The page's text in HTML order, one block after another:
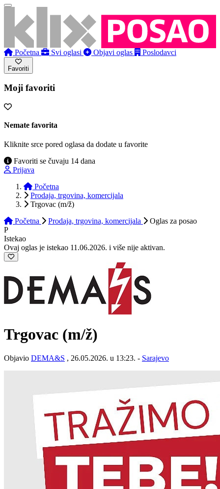
Početna Svi oglasi Objavi oglas Poslodavci
Favoriti
Moji favoriti
Nemate favorita
Kliknite srce pored oglasa da dodate u favorite
Favoriti se čuvaju 14 dana
Prijava
Početna
Prodaja, trgovina, komercijala
Trgovac (m/ž)
Početna
Prodaja, trgovina, komercijala Oglas za posao
P
Istekao
Ovaj oglas je istekao 11.06.2026. i više nije aktivan.
Trgovac (m/ž)
Objavio DEMA&S , 26.05.2026. u 13:23. - Sarajevo